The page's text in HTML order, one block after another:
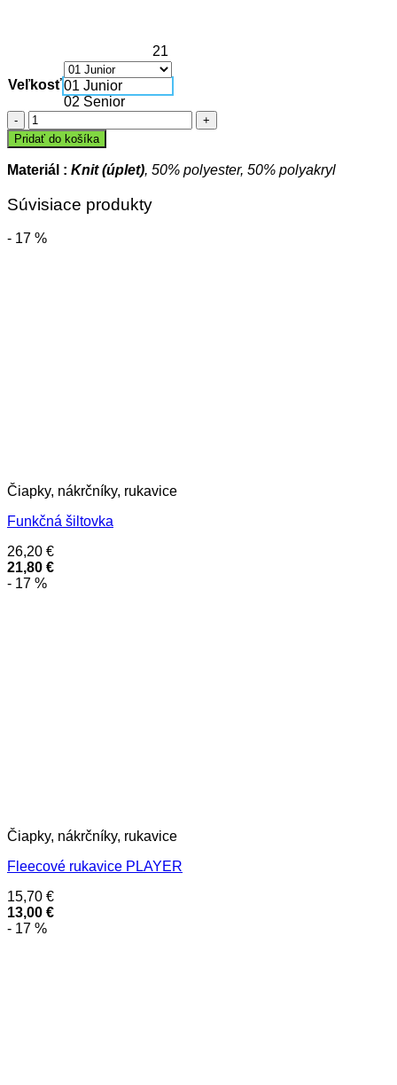
21
Veľkosť01 Junior
02 Senior
množstvo
Zimná
čiapka
MELLANGE
Pridať do košíka
Materiál : Knit (úplet), 50% polyester, 50% polyakryl
Súvisiace produkty
- 17 %
Čiapky, nákrčníky, rukavice
Funkčná šiltovka
26,20 €
21,80 €
- 17 %
Čiapky, nákrčníky, rukavice
Fleecové rukavice PLAYER
15,70 €
13,00 €
- 17 %